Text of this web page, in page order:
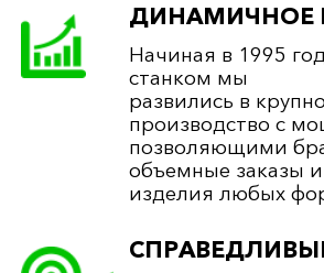
ДИНАМИЧНОЕ
Начиная в 1995
станком мы
развились в
производство с
позволяющими
объемные заказы
изделия любых